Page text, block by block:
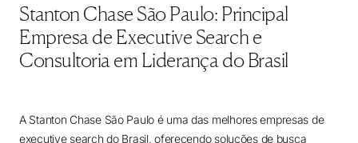
Stanton Chase São Paulo: Principal
Empresa de Executive Search e
Consultoria em Liderança do Brasil
A Stanton Chase São Paulo é uma das melhores empresas de
executive search do Brasil, oferecendo soluções de busca